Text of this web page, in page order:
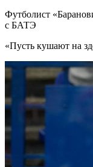
Футболист
с БАТЭ
«Пусть кушают на